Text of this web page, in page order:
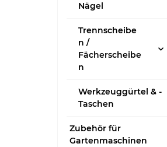
PROJAHN Saebelsägeblatt
PU23012 Riff 230mm VE1
12,82 €*
Nägel
Trennscheibe
n /
Fächerscheibe
n
Werkzeuggürtel & -
Taschen
Zubehör für
Gartenmaschinen